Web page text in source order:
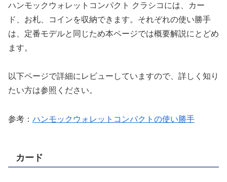
ハンモックウォレットコンパクト クラシコには、カー
ド、お札、コインを収納できます。それぞれの使い勝手
は、定番モデルと同じため本ページでは概要解説にとどめ
ます。
以下ページで詳細にレビューしていますので、詳しく知り
たい方は参照ください。
参考： ハンモックウォレットコンパクトの使い勝手
カード